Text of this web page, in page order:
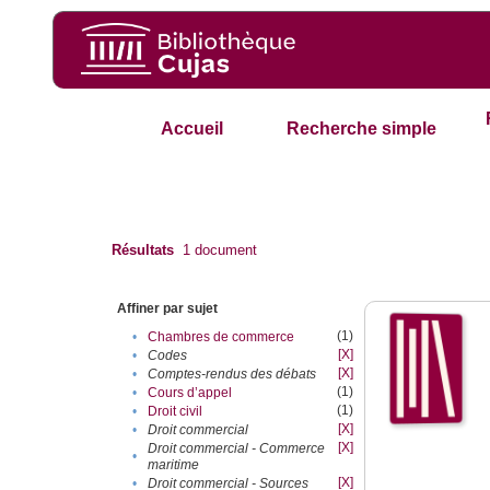
Accueil Recherche simple
Résultats 1 document
Affiner par sujet
•
Chambres de commerce
(1)
•
Codes
[X]
•
Comptes-rendus des débats
[X]
•
Cours d’appel
(1)
•
Droit civil
(1)
•
Droit commercial
[X]
•
Droit commercial - Commerce
maritime
[X]
• Droit commercial - Sources [X]